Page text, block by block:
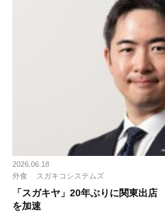
2026.06.18
外食
スガキコシステムズ
「スガキヤ」20年ぶりに関東出
を加速